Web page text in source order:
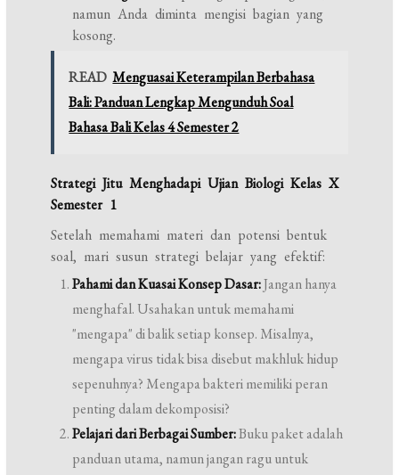
namun Anda diminta mengisi bagian yang
kosong.
READ Menguasai Keterampilan Berbahasa
Bali: Panduan Lengkap Mengunduh Soal
Bahasa Bali Kelas 4 Semester 2
Strategi Jitu Menghadapi Ujian Biologi Kelas X
Semester 1
Setelah memahami materi dan potensi bentuk
soal, mari susun strategi belajar yang efektif:
Pahami dan Kuasai Konsep Dasar:Jangan hanya
menghafal. Usahakan untuk memahami
"mengapa" di balik setiap konsep. Misalnya,
mengapa virus tidak bisa disebut makhluk hidup
sepenuhnya? Mengapa bakteri memiliki peran
penting dalam dekomposisi?
Pelajari dari Berbagai Sumber:Buku paket adalah
panduan utama, namun jangan ragu untuk